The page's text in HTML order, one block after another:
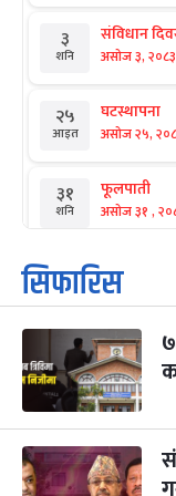
३
शनि
संविधान
असोज ३, २०८३
२५
आइत
घटस्थापना
असोज २५,
३१
शनि
फूलपाती
असोज ३१ ,
१
आइत
कार्तिक
कार्तिक १, २०८३
३
मंगल
महानवमी
कार्तिक ३,
४
बुध कार्तिक ४, २०८३
सिफारिस